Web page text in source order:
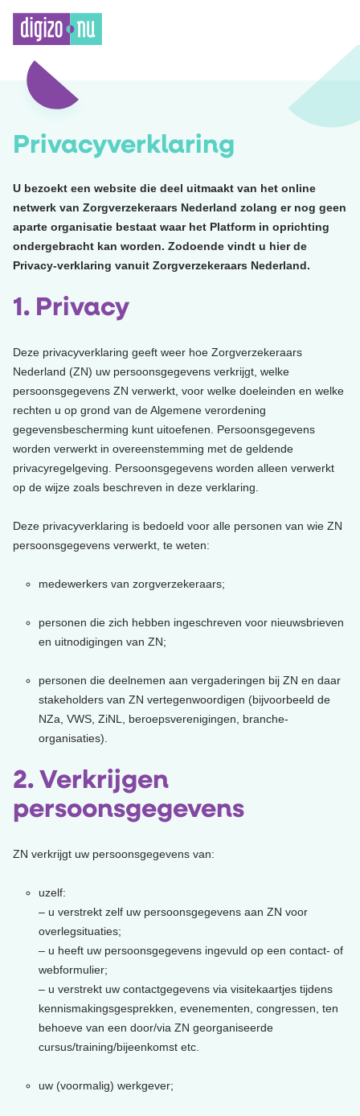
Privacyverklaring
U bezoekt een website die deel uitmaakt van het online
netwerk van Zorgverzekeraars Nederland zolang er nog geen
aparte organisatie bestaat waar het Platform in oprichting
ondergebracht kan worden. Zodoende vindt u hier de
Privacy-verklaring vanuit Zorgverzekeraars Nederland.
1. Privacy
Deze privacyverklaring geeft weer hoe Zorgverzekeraars
Nederland (ZN) uw persoonsgegevens verkrijgt, welke
persoonsgegevens ZN verwerkt, voor welke doeleinden en welke
rechten u op grond van de Algemene verordening
gegevensbescherming kunt uitoefenen. Persoonsgegevens
worden verwerkt in overeenstemming met de geldende
privacyregelgeving. Persoonsgegevens worden alleen verwerkt
op de wijze zoals beschreven in deze verklaring.
Deze privacyverklaring is bedoeld voor alle personen van wie ZN
persoonsgegevens verwerkt, te weten:
medewerkers van zorgverzekeraars;
personen die zich hebben ingeschreven voor nieuwsbrieven
en uitnodigingen van ZN;
personen die deelnemen aan vergaderingen bij ZN en daar
stakeholders van ZN vertegenwoordigen (bijvoorbeeld de
NZa, VWS, ZiNL, beroepsverenigingen, branche-
organisaties).
2. Verkrijgen
persoonsgegevens
ZN verkrijgt uw persoonsgegevens van:
uzelf:
– u verstrekt zelf uw persoonsgegevens aan ZN voor
overlegsituaties;
– u heeft uw persoonsgegevens ingevuld op een contact- of
webformulier;
– u verstrekt uw contactgegevens via visitekaartjes tijdens
kennismakingsgesprekken, evenementen, congressen, ten
behoeve van een door/via ZN georganiseerde
cursus/training/bijeenkomst etc.
uw (voormalig) werkgever;